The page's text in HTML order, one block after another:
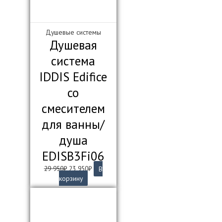
Душевые системы
Душевая
система
IDDIS Edifice
со
смесителем
для ванны/
душа
EDISB3Fi06
29 950₽ Первоначальная
цена
составляла
23 950₽Текущая
цена:
23
В
корзину